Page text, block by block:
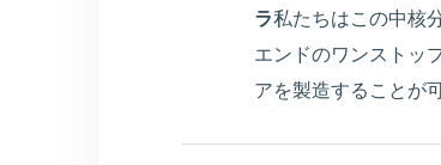
ラ私たちはこの中核
エンドのワンストッ
アを製造することが